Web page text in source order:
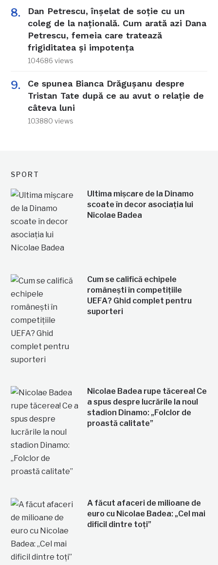
Dan Petrescu, înșelat de soție cu un
coleg de la națională. Cum arată azi Dana
Petrescu, femeia care tratează
frigiditatea și impotența
104686 views
Ce spunea Bianca Drăgușanu despre
Tristan Tate după ce au avut o relație de
câteva luni
103880 views
SPORT
Ultima mișcare de la Dinamo
scoate în decor asociația lui
Nicolae Badea
Cum se califică echipele
românești în competițiile
UEFA? Ghid complet pentru
suporteri
Nicolae Badea rupe tăcerea! Ce
a spus despre lucrările la noul
stadion Dinamo: „Folclor de
proastă calitate”
A făcut afaceri de milioane de
euro cu Nicolae Badea: „Cel mai
dificil dintre toți”